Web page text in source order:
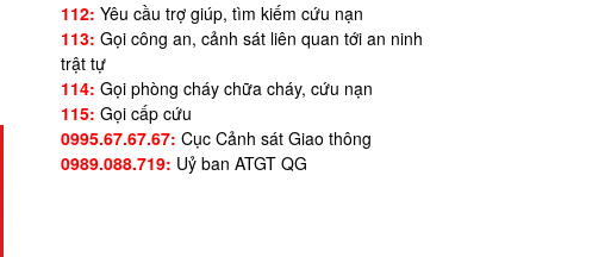
112: Yêu cầu trợ giúp, tìm kiếm cứu nạn
113: Gọi công an, cảnh sát liên quan tới an ninh
trật tự
114: Gọi phòng cháy chữa cháy, cứu nạn
115: Gọi cấp cứu
0995.67.67.67: Cục Cảnh sát Giao thông
0989.088.719: Uỷ ban ATGT QG